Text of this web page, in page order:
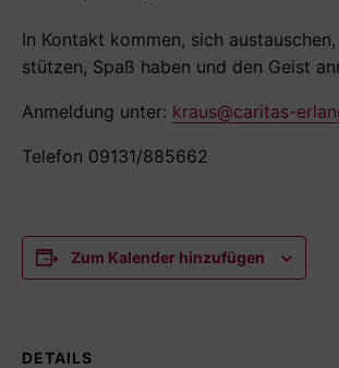
In Kontakt kommen, sich
stützen, Spaß haben und den Geist
Anmeldung unter: kraus@caritas-
Telefon 09131/885662
Zum Kalender hinzufügen
DETAILS